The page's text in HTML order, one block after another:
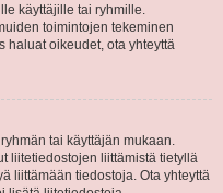
käyttäjille tai ryhmille.
toimintojen tekeminen
haluat oikeudet, ota yhteyttä
tai käyttäjän mukaan.
liitetiedostojen liittämistä tietyllä
liittämään tiedostoja. Ota yhteyttä